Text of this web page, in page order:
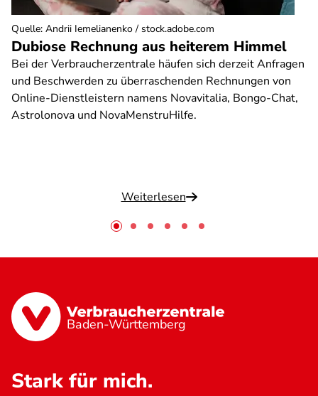
Dubiose Rechnung aus heiterem Himmel
Bei der Verbraucherzentrale häufen sich derzeit Anfragen
und Beschwerden zu überraschenden Rechnungen von
Online-Dienstleistern namens Novavitalia, Bongo-Chat,
Astrolonova und NovaMenstruHilfe.
Weiterlesen
Quelle: Andrii Iemelianenko / stock.adobe.com
Baden-Württemberg
Stark für mich.